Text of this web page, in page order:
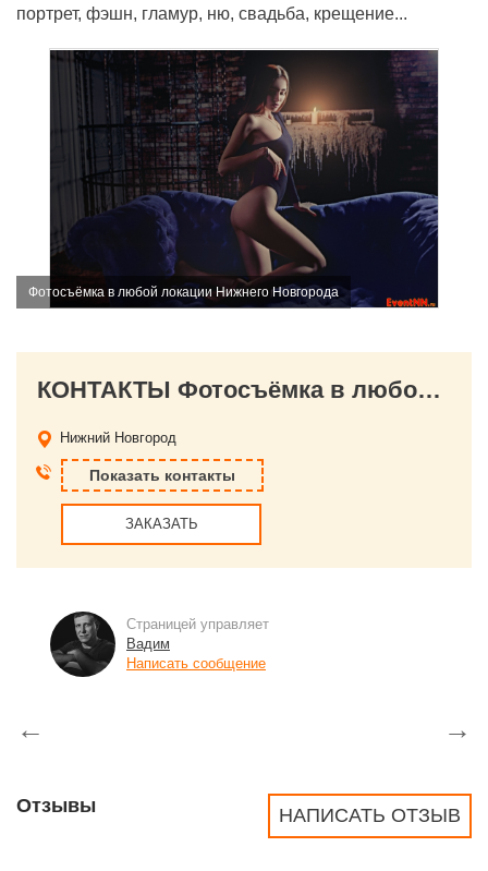
портрет, фэшн, гламур, ню, свадьба, крещение...
Фотосъёмка в любой локации Нижнего Новгорода
КОНТАКТЫ Фотосъёмка в любой локации Нижнего Новгорода
Нижний Новгород
Показать контакты
ЗАКАЗАТЬ
Страницей управляет
Вадим
Написать сообщение
← →
НАПИСАТЬ ОТЗЫВ
Отзывы